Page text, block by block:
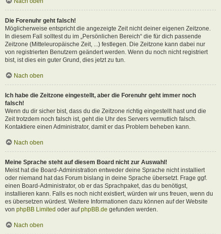
Die Forenuhr geht falsch!
Möglicherweise entspricht die angezeigte Zeit nicht deiner eigenen Zeitzone.
In diesem Fall solltest du im „Persönlichen Bereich“ die für dich passende
Zeitzone (Mitteleuropäische Zeit, ...) festlegen. Die Zeitzone kann dabei nur
von registrierten Benutzern geändert werden. Wenn du noch nicht registriert
bist, ist dies ein guter Grund, dies jetzt zu tun.
Nach oben
Ich habe die Zeitzone eingestellt, aber die Forenuhr geht immer noch
falsch!
Wenn du dir sicher bist, dass du die Zeitzone richtig eingestellt hast und die
Zeit trotzdem noch falsch ist, geht die Uhr des Servers vermutlich falsch.
Kontaktiere einen Administrator, damit er das Problem beheben kann.
Nach oben
Meine Sprache steht auf diesem Board nicht zur Auswahl!
Meist hat die Board-Administration entweder deine Sprache nicht installiert
oder niemand hat das Forum bislang in deine Sprache übersetzt. Frage ggf.
einen Board-Administrator, ob er das Sprachpaket, das du benötigst,
installieren kann. Falls es noch nicht existiert, würden wir uns freuen, wenn du
es übersetzen würdest. Weitere Informationen dazu können auf der Website
von phpBB Limited oder aufphpBB.de gefunden werden.
Nach oben